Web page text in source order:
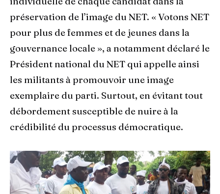
préservation de l’image du NET. « Votons NET
pour plus de femmes et de jeunes dans la
gouvernance locale », a notamment déclaré le
Président national du NET qui appelle ainsi
les militants à promouvoir une image
exemplaire du parti. Surtout, en évitant tout
débordement susceptible de nuire à la
crédibilité du processus démocratique.